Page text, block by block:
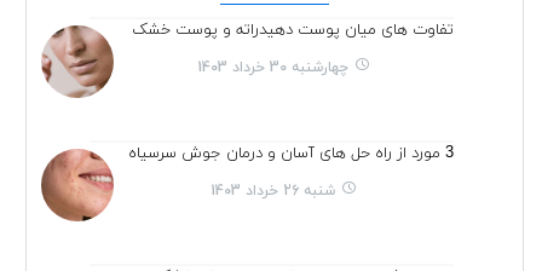
تفاوت های میان پوست دهیدراته و پوست خشک
چهارشنبه 30 خرداد 1403
3 مورد از راه حل های آسان و درمان جوش سرسیاه
شنبه 26 خرداد 1403